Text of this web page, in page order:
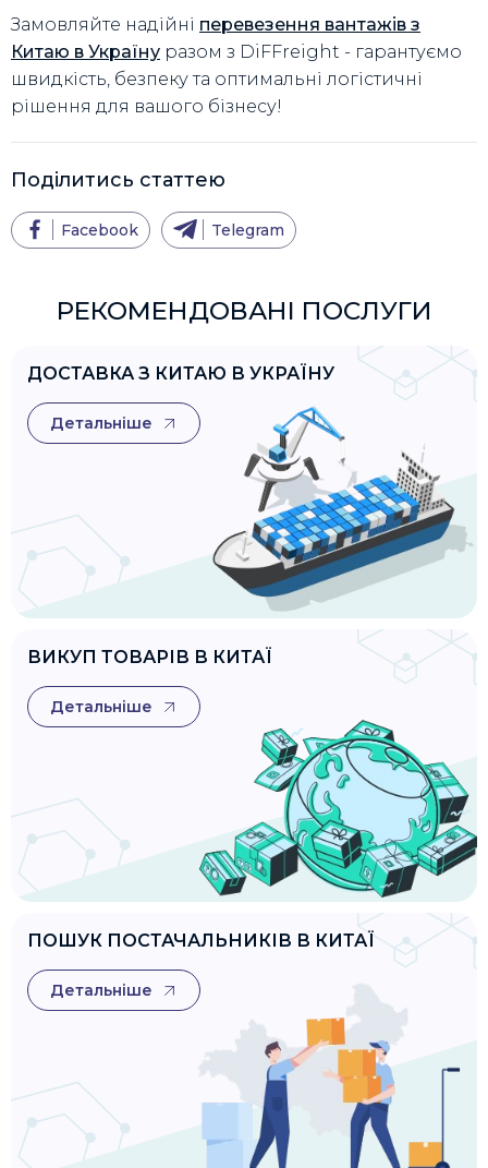
Замовляйте надійні перевезення вантажів з
Китаю в Україну разом з DiFFreight - гарантуємо
швидкість, безпеку та оптимальні логістичні
рішення для вашого бізнесу!
Поділитись статтею
Facebook Telegram
РЕКОМЕНДОВАНІ ПОСЛУГИ
ДОСТАВКА З КИТАЮ В УКРАЇНУ
Детальніше
ВИКУП ТОВАРІВ В КИТАЇ
Детальніше
ПОШУК ПОСТАЧАЛЬНИКІВ В КИТАЇ
Детальніше